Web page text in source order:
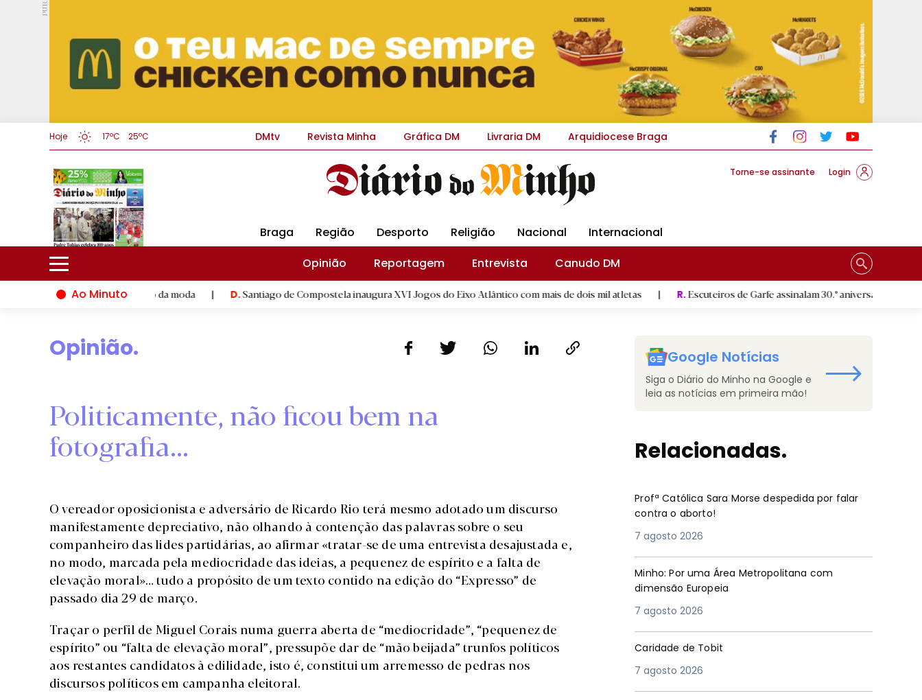
PUB.
Hoje 17ºC 25ºC DMtv Revista Minha Gráfica DM Livraria DM Arquidiocese Braga
Torne-se assinante Login
Braga Região Desporto Religião Nacional
Internacional
Opinião
Reportagem Entrevista
Canudo DM
Ao Minuto
à inovação do mundo da moda | D.Santiago de Compostela inaugura XVI Jogos do Eixo Atlântico com mais de dois mil atletas | R.Escuteiros de Garfe assinalam 30.º aniversário em setembro
Opinião.
Politicamente, não ficou bem na
fotografia…
O vereador oposicionista e adversário de Ricardo Rio terá mesmo adotado um discurso
manifestamente depreciativo, não olhando à contenção das palavras sobre o seu
companheiro das lides partidárias, ao afirmar «tratar-se de uma entrevista desajustada e,
no modo, marcada pela mediocridade das ideias, a pequenez de espírito e a falta de
elevação moral»… tudo a propósito de um texto contido na edição do “Expresso” de
passado dia 29 de março.
Traçar o perfil de Miguel Corais numa guerra aberta de “mediocridade”, “pequenez de
espírito” ou “falta de elevação moral”, pressupõe dar de “mão beijada” trunfos políticos
aos restantes candidatos à edilidade, isto é, constitui um arremesso de pedras nos
discursos políticos em campanha eleitoral.
Google Notícias
Siga o Diário do Minho na Google e
leia as notícias em primeira mão!
Relacionadas.
Profª Católica Sara Morse despedida por falar
contra o aborto!
7 agosto 2026
Minho: Por uma Área Metropolitana com
dimensão Europeia
7 agosto 2026
Caridade de Tobit
7 agosto 2026